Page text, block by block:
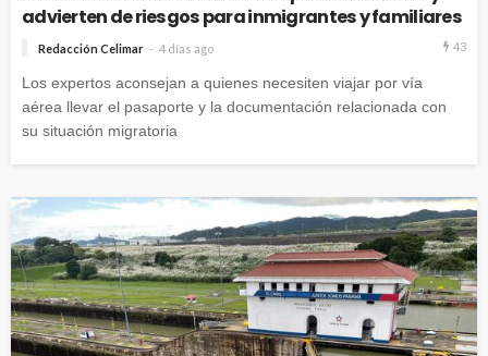
advierten de riesgos para inmigrantes y familiares
Redacción Celimar 4 días ago 43
Los expertos aconsejan a quienes necesiten viajar por vía
aérea llevar el pasaporte y la documentación relacionada con
su situación migratoria